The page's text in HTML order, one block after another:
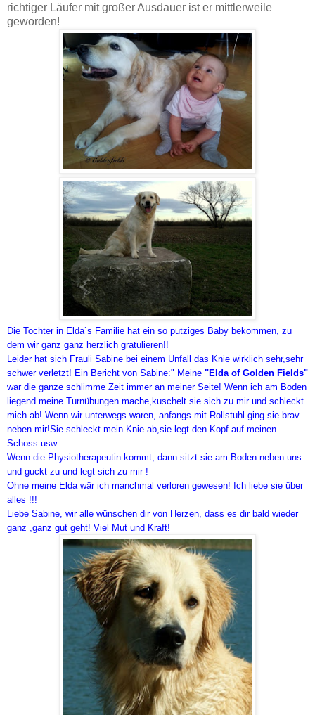
richtiger Läufer mit großer Ausdauer ist er mittlerweile
geworden!
Die Tochter in Elda`s Familie hat ein so putziges Baby bekommen, zu
dem wir ganz ganz herzlich gratulieren!!
Leider hat sich Frauli Sabine bei einem Unfall das Knie wirklich sehr,sehr
schwer verletzt! Ein Bericht von Sabine:" Meine "Elda of Golden Fields"
war die ganze schlimme Zeit immer an meiner Seite! Wenn ich am Boden
liegend meine Turnübungen mache,kuschelt sie sich zu mir und schleckt
mich ab! Wenn wir unterwegs waren, anfangs mit Rollstuhl ging sie brav
neben mir!Sie schleckt mein Knie ab,sie legt den Kopf auf meinen
Schoss usw.
Wenn die Physiotherapeutin kommt, dann sitzt sie am Boden neben uns
und guckt zu und legt sich zu mir !
Ohne meine Elda wär ich manchmal verloren gewesen! Ich liebe sie über
alles !!!
Liebe Sabine, wir alle wünschen dir von Herzen, dass es dir bald wieder
ganz ,ganz gut geht! Viel Mut und Kraft!